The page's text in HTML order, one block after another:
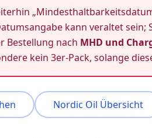
kann veraltet
Bestellung nach MHD und
kein 3er-Pack, solange
Nordic Oil Übersicht